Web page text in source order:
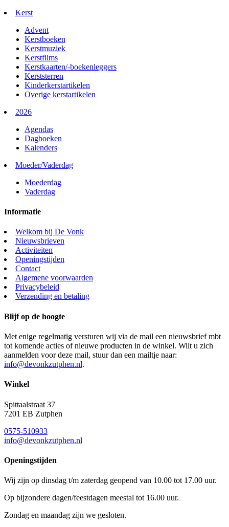
Kerst
Advent
Kerstboeken
Kerstmuziek
Kerstfilms
Kerstkaarten/-boekenleggers
Kerststerren
Kinderkerstartikelen
Overige kerstartikelen
2026
Agendas
Dagboeken
Kalenders
Moeder/Vaderdag
Moederdag
Vaderdag
Informatie
Welkom bij De Vonk
Nieuwsbrieven
Activiteiten
Openingstijden
Contact
Algemene voorwaarden
Privacybeleid
Verzending en betaling
Blijf op de hoogte
Met enige regelmatig versturen wij via de mail een nieuwsbrief mbt
tot komende acties of nieuwe producten in de winkel. Wilt u zich
aanmelden voor deze mail, stuur dan een mailtje naar:
info@devonkzutphen.nl.
Winkel
Spittaalstraat 37
7201 EB Zutphen
0575-510933
info@devonkzutphen.nl
Openingstijden
Wij zijn op dinsdag t/m zaterdag geopend van 10.00 tot 17.00 uur.
Op bijzondere dagen/feestdagen meestal tot 16.00 uur.
Zondag en maandag zijn we gesloten.